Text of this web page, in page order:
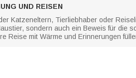
UND REISEN
Katzeneltern, Tierliebhaber oder
sondern auch ein Beweis für die
Reise mit Wärme und Erinnerungen